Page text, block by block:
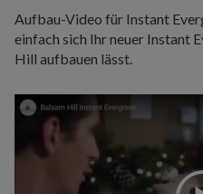
Aufbau-Video für Instant
einfach sich Ihr neuer Instant
Hill aufbauen lässt.